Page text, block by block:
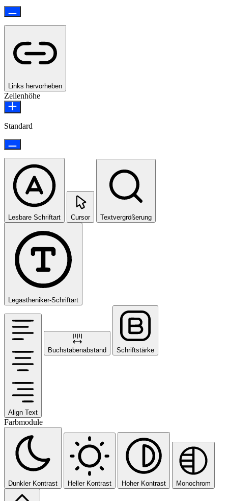
Links hervorheben
Zeilenhöhe
Standard
Lesbare Schriftart Cursor Textvergrößerung
Legastheniker-Schriftart
Align Text
Buchstabenabstand Schriftstärke
Farbmodule
Dunkler Kontrast Heller Kontrast Hoher Kontrast Monochrom